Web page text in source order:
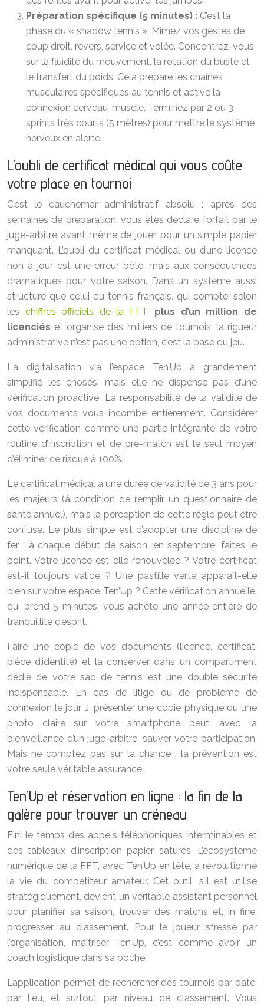
Préparation spécifique (5 minutes) : C’est la
phase du « shadow tennis ». Mimez vos gestes de
coup droit, revers, service et volée. Concentrez-vous
sur la fluidité du mouvement, la rotation du buste et
le transfert du poids. Cela prépare les chaînes
musculaires spécifiques au tennis et active la
connexion cerveau-muscle. Terminez par 2 ou 3
sprints très courts (5 mètres) pour mettre le système
nerveux en alerte.
L’oubli de certificat médical qui vous coûte
votre place en tournoi
C’est le cauchemar administratif absolu : après des
semaines de préparation, vous êtes déclaré forfait par le
juge-arbitre avant même de jouer, pour un simple papier
manquant. L’oubli du certificat médical ou d’une licence
non à jour est une erreur bête, mais aux conséquences
dramatiques pour votre saison. Dans un système aussi
structuré que celui du tennis français, qui compte, selon
les chiffres officiels de la FFT, plus d’un million de
licenciés et organise des milliers de tournois, la rigueur
administrative n’est pas une option, c’est la base du jeu.
La digitalisation via l’espace Ten’Up a grandement
simplifié les choses, mais elle ne dispense pas d’une
vérification proactive. La responsabilité de la validité de
vos documents vous incombe entièrement. Considérer
cette vérification comme une partie intégrante de votre
routine d’inscription et de pré-match est le seul moyen
d’éliminer ce risque à 100%.
Le certificat médical a une durée de validité de 3 ans pour
les majeurs (à condition de remplir un questionnaire de
santé annuel), mais la perception de cette règle peut être
confuse. Le plus simple est d’adopter une discipline de
fer : à chaque début de saison, en septembre, faites le
point. Votre licence est-elle renouvelée ? Votre certificat
est-il toujours valide ? Une pastille verte apparaît-elle
bien sur votre espace Ten’Up ? Cette vérification annuelle,
qui prend 5 minutes, vous achète une année entière de
tranquillité d’esprit.
Faire une copie de vos documents (licence, certificat,
pièce d’identité) et la conserver dans un compartiment
dédié de votre sac de tennis est une double sécurité
indispensable. En cas de litige ou de problème de
connexion le jour J, présenter une copie physique ou une
photo claire sur votre smartphone peut, avec la
bienveillance d’un juge-arbitre, sauver votre participation.
Mais ne comptez pas sur la chance : la prévention est
votre seule véritable assurance.
Ten’Up et réservation en ligne : la fin de la
galère pour trouver un créneau
Fini le temps des appels téléphoniques interminables et
des tableaux d’inscription papier saturés. L’écosystème
numérique de la FFT, avec Ten’Up en tête, a révolutionné
la vie du compétiteur amateur. Cet outil, s’il est utilisé
stratégiquement, devient un véritable assistant personnel
pour planifier sa saison, trouver des matchs et, in fine,
progresser au classement. Pour le joueur stressé par
l’organisation, maîtriser Ten’Up, c’est comme avoir un
coach logistique dans sa poche.
L’application permet de rechercher des tournois par date,
par lieu, et surtout par niveau de classement. Vous